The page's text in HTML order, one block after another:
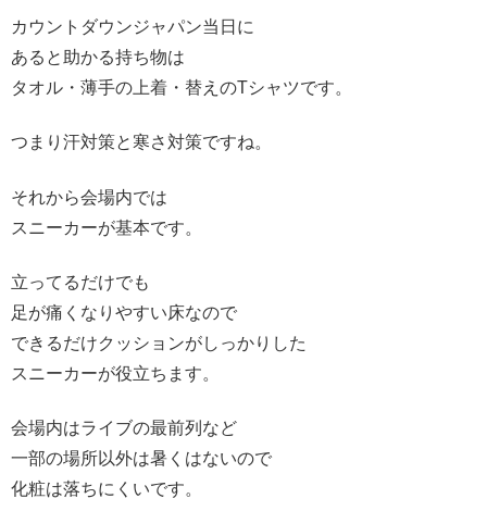
カウントダウンジャパン当日に
あると助かる持ち物は
タオル・薄手の上着・替えのTシャツです。
つまり汗対策と寒さ対策ですね。
それから会場内では
スニーカーが基本です。
立ってるだけでも
足が痛くなりやすい床なので
できるだけクッションがしっかりした
スニーカーが役立ちます。
会場内はライブの最前列など
一部の場所以外は暑くはないので
化粧は落ちにくいです。